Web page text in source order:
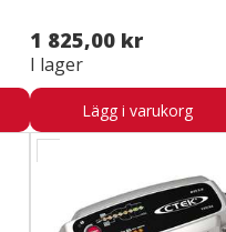
1 825,00 kr
I lager
Lägg i varukorg